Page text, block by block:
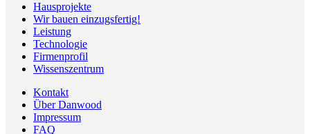
Hausprojekte
Wir bauen einzugsfertig!
Leistung
Technologie
Firmenprofil
Wissenszentrum
Kontakt
Über Danwood
Impressum
FAQ